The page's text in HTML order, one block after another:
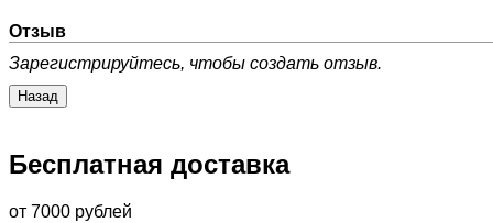
Отзыв
Зарегистрируйтесь, чтобы создать отзыв.
Бесплатная доставка
от 7000 рублей